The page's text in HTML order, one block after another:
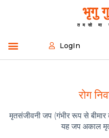
भृगु
तमसो मा
LogIn
रोग
मृतसंजीवनी जप (गंभीर रूप से बीमार
यह जप अकाल